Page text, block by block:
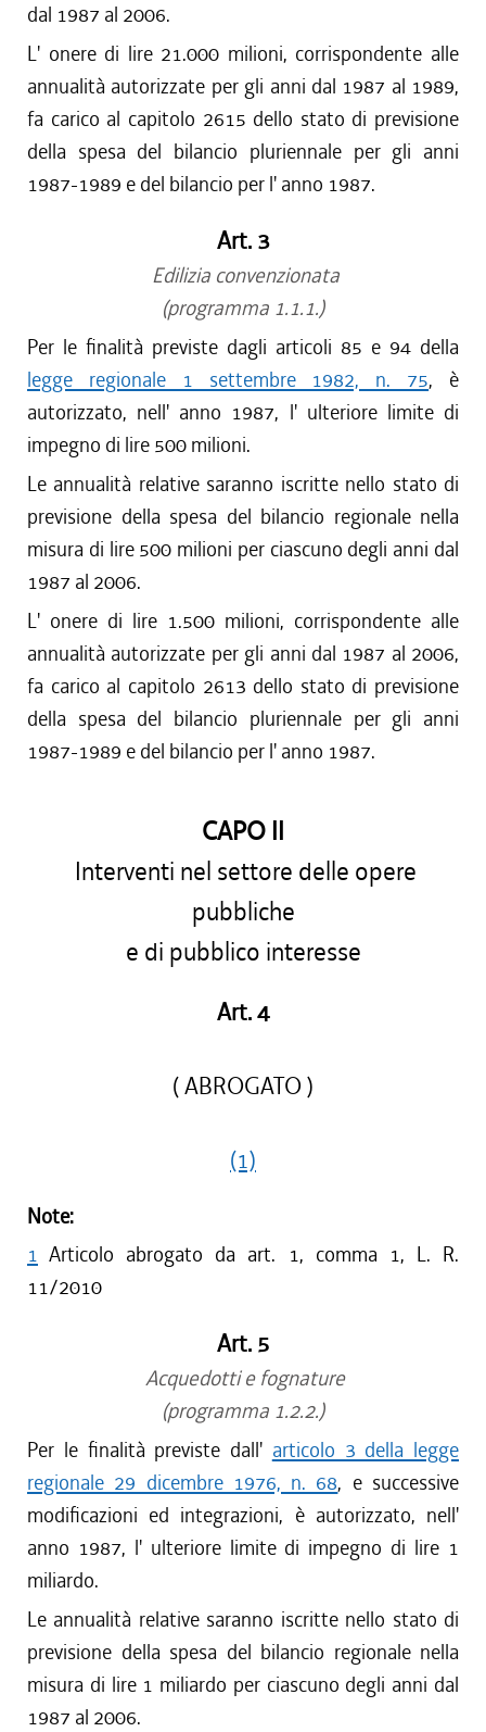
dal 1987 al 2006.
L' onere di lire 21.000 milioni, corrispondente alle
annualità autorizzate per gli anni dal 1987 al 1989,
fa carico al capitolo 2615 dello stato di previsione
della spesa del bilancio pluriennale per gli anni
1987-1989 e del bilancio per l' anno 1987.
Art. 3
Edilizia convenzionata
(programma 1.1.1.)
Per le finalità previste dagli articoli 85 e 94 della
legge regionale 1 settembre 1982, n. 75, è
autorizzato, nell' anno 1987, l' ulteriore limite di
impegno di lire 500 milioni.
Le annualità relative saranno iscritte nello stato di
previsione della spesa del bilancio regionale nella
misura di lire 500 milioni per ciascuno degli anni dal
1987 al 2006.
L' onere di lire 1.500 milioni, corrispondente alle
annualità autorizzate per gli anni dal 1987 al 2006,
fa carico al capitolo 2613 dello stato di previsione
della spesa del bilancio pluriennale per gli anni
1987-1989 e del bilancio per l' anno 1987.
CAPO II
Interventi nel settore delle opere
pubbliche
e di pubblico interesse
Art. 4
( ABROGATO )
(1)
Note:
1 Articolo abrogato da art. 1, comma 1, L. R.
11/2010
Art. 5
Acquedotti e fognature
(programma 1.2.2.)
Per le finalità previste dall' articolo 3 della legge
regionale 29 dicembre 1976, n. 68, e successive
modificazioni ed integrazioni, è autorizzato, nell'
anno 1987, l' ulteriore limite di impegno di lire 1
miliardo.
Le annualità relative saranno iscritte nello stato di
previsione della spesa del bilancio regionale nella
misura di lire 1 miliardo per ciascuno degli anni dal
1987 al 2006.